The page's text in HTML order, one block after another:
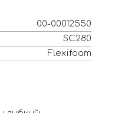
00-00012550
SC280
Flexifoam